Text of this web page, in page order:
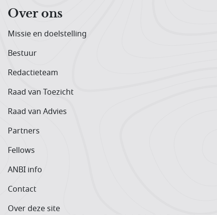
Over ons
Missie en doelstelling
Bestuur
Redactieteam
Raad van Toezicht
Raad van Advies
Partners
Fellows
ANBI info
Contact
Over deze site